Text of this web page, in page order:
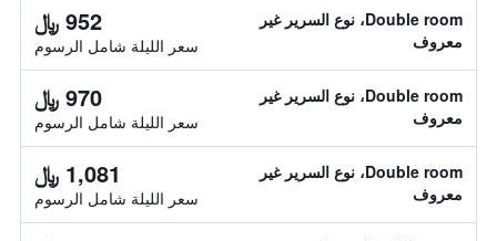
Double room، نوع السرير غير
معروف
952 ﷼
سعر الليلة شامل الرسوم
Double room، نوع السرير غير
معروف
970 ﷼
سعر الليلة شامل الرسوم
Double room، نوع السرير غير
معروف
1,081 ﷼
سعر الليلة شامل الرسوم